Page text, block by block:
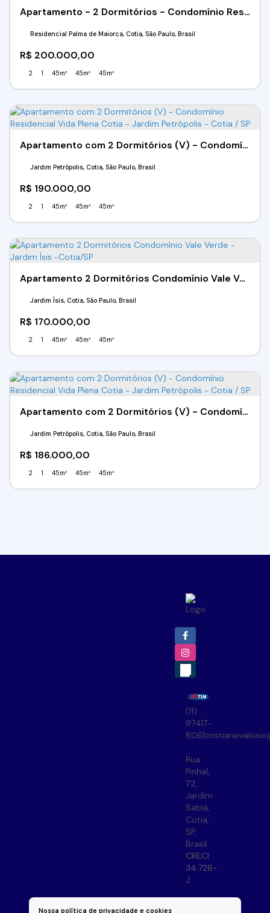
Nossa política de privacidade e cookies
Apartamento - 2 Dormitórios - Condomínio Residencial Essence - Cotia SP
R$ 200.000,00
Residencial Palma de Maiorca, Cotia, São Paulo, Brasil
2 1 45m² 45m² 45m²
Apartamento com 2 Dormitórios (V) - Condomínio Residencial Vida Plena Cotia - Jardim Petrópolis - Cotia / SP
R$ 190.000,00
Jardim Petrópolis, Cotia, São Paulo, Brasil
2 1 45m² 45m² 45m²
Apartamento 2 Dormitórios Condomínio Vale Verde - Jardim Ísis -Cotia/SP
R$ 170.000,00
Jardim Ísis, Cotia, São Paulo, Brasil
2 1 45m² 45m² 45m²
Apartamento com 2 Dormitórios (V) - Condomínio Residencial Vida Plena Cotia - Jardim Petrópolis - Cotia / SP
R$ 186.000,00
Jardim Petrópolis, Cotia, São Paulo, Brasil
2 1 45m² 45m² 45m²
(11)
97417-
8061
Rua
Pinhal,
72,
Jardim
Sabiá,
Cotia,
SP,
Brasil
CRECI:
34.726-
J